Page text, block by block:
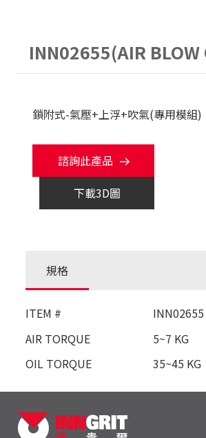
INN02655(AIR BLOW
鎖附式-氣壓+上浮+吹氣(專用模組)
諮詢此產品
下載3D圖
規格
ITEM #
INN02655
AIR TORQUE
5~7 KG
OIL TORQUE
35~45 KG